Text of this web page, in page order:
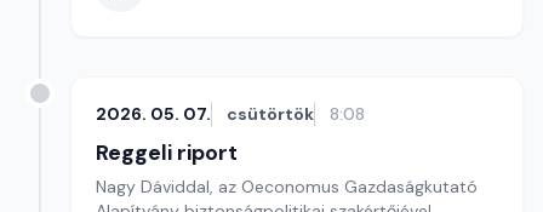
2026. 05. 07. csütörtök 8:08
Reggeli riport
Nagy Dáviddal, az Oeconomus Gazdaságkutató